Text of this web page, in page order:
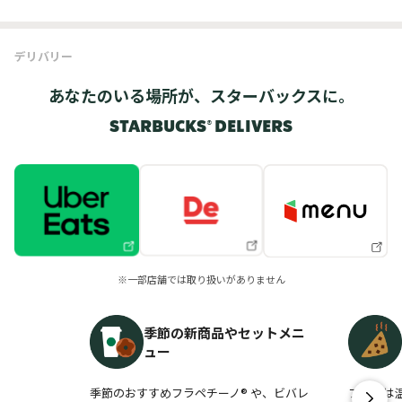
デリバリー
あなたのいる場所が、スターバックスに。
STARBUCKS® DELIVERS
※一部店舗では取り扱いがありません
季節の新商品やセットメニ
ュー
季節のおすすめフラペチーノ® や、ビバレ フードは